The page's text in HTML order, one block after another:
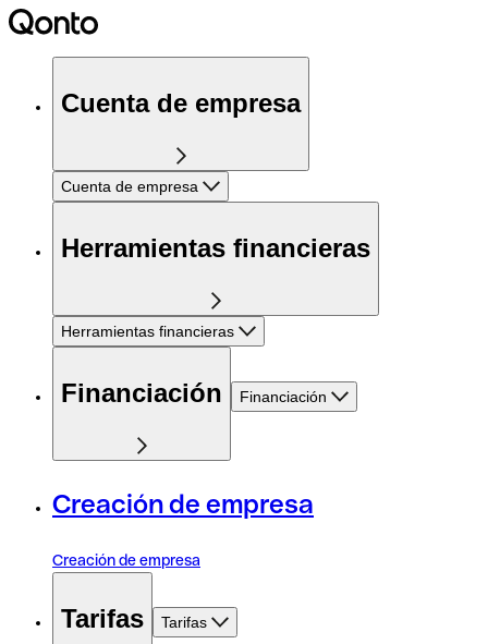
Cuenta de empresa
Cuenta de empresa
Herramientas financieras
Herramientas financieras
Financiación Financiación
Creación de empresa
Creación de empresa
Tarifas Tarifas